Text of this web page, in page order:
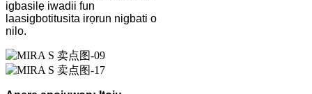
igbasilẹ iwadii fun
laasigbotitusita irọrun nigbati o
nilo.